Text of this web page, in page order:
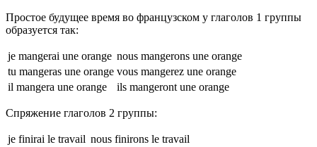
Простое будущее время во французском у глаголов 1 группы
образуется так:
je mangerai une orange nous mangerons une orange
tu mangeras une orange vous mangerez une orange
il mangera une orange
ils mangeront une orange
Cпряжение глаголов 2 группы:
je finirai le travail nous finirons le travail